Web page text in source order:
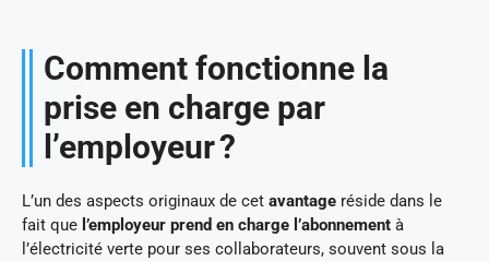
Comment fonctionne la
prise en charge par
l’employeur ?
L’un des aspects originaux de cet avantage réside dans le
fait que l’employeur prend en charge l’abonnement à
l’électricité verte pour ses collaborateurs, souvent sous la